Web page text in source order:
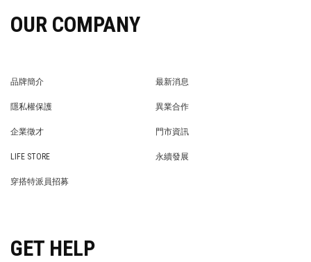
OUR COMPANY
品牌簡介
最新消息
隱私權保護
異業合作
企業徵才
門市資訊
LIFE STORE
永續發展
穿搭特派員招募
GET HELP